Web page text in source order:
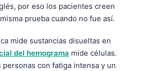
por eso los pacientes creen
prueba cuando no fue así.
mide sustancias disueltas en
del hemograma mide células.
personas con fatiga intensa y un